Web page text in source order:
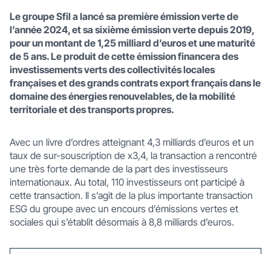
Le groupe Sfil a lancé sa première émission verte de
l’année 2024, et sa sixième émission verte depuis 2019,
pour un montant de 1,25 milliard d’euros et une maturité
de 5 ans. Le produit de cette émission financera des
investissements verts des collectivités locales
françaises et des grands contrats export français dans le
domaine des énergies renouvelables, de la mobilité
territoriale et des transports propres.
Avec un livre d’ordres atteignant 4,3 milliards d’euros et un
taux de sur-souscription de x3,4, la transaction a rencontré
une très forte demande de la part des investisseurs
internationaux. Au total, 110 investisseurs ont participé à
cette transaction. Il s’agit de la plus importante transaction
ESG du groupe avec un encours d’émissions vertes et
sociales qui s’établit désormais à 8,8 milliards d’euros.